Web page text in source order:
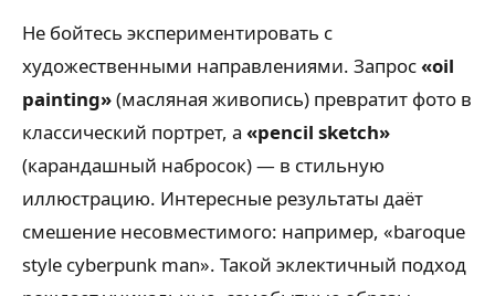
Не бойтесь экспериментировать с
художественными направлениями. Запрос«oil
painting»(масляная живопись) превратит фото в
классический портрет, а «pencil sketch»
(карандашный набросок) — в стильную
иллюстрацию. Интересные результаты даёт
смешение несовместимого: например, «baroque
style cyberpunk man». Такой эклектичный подход